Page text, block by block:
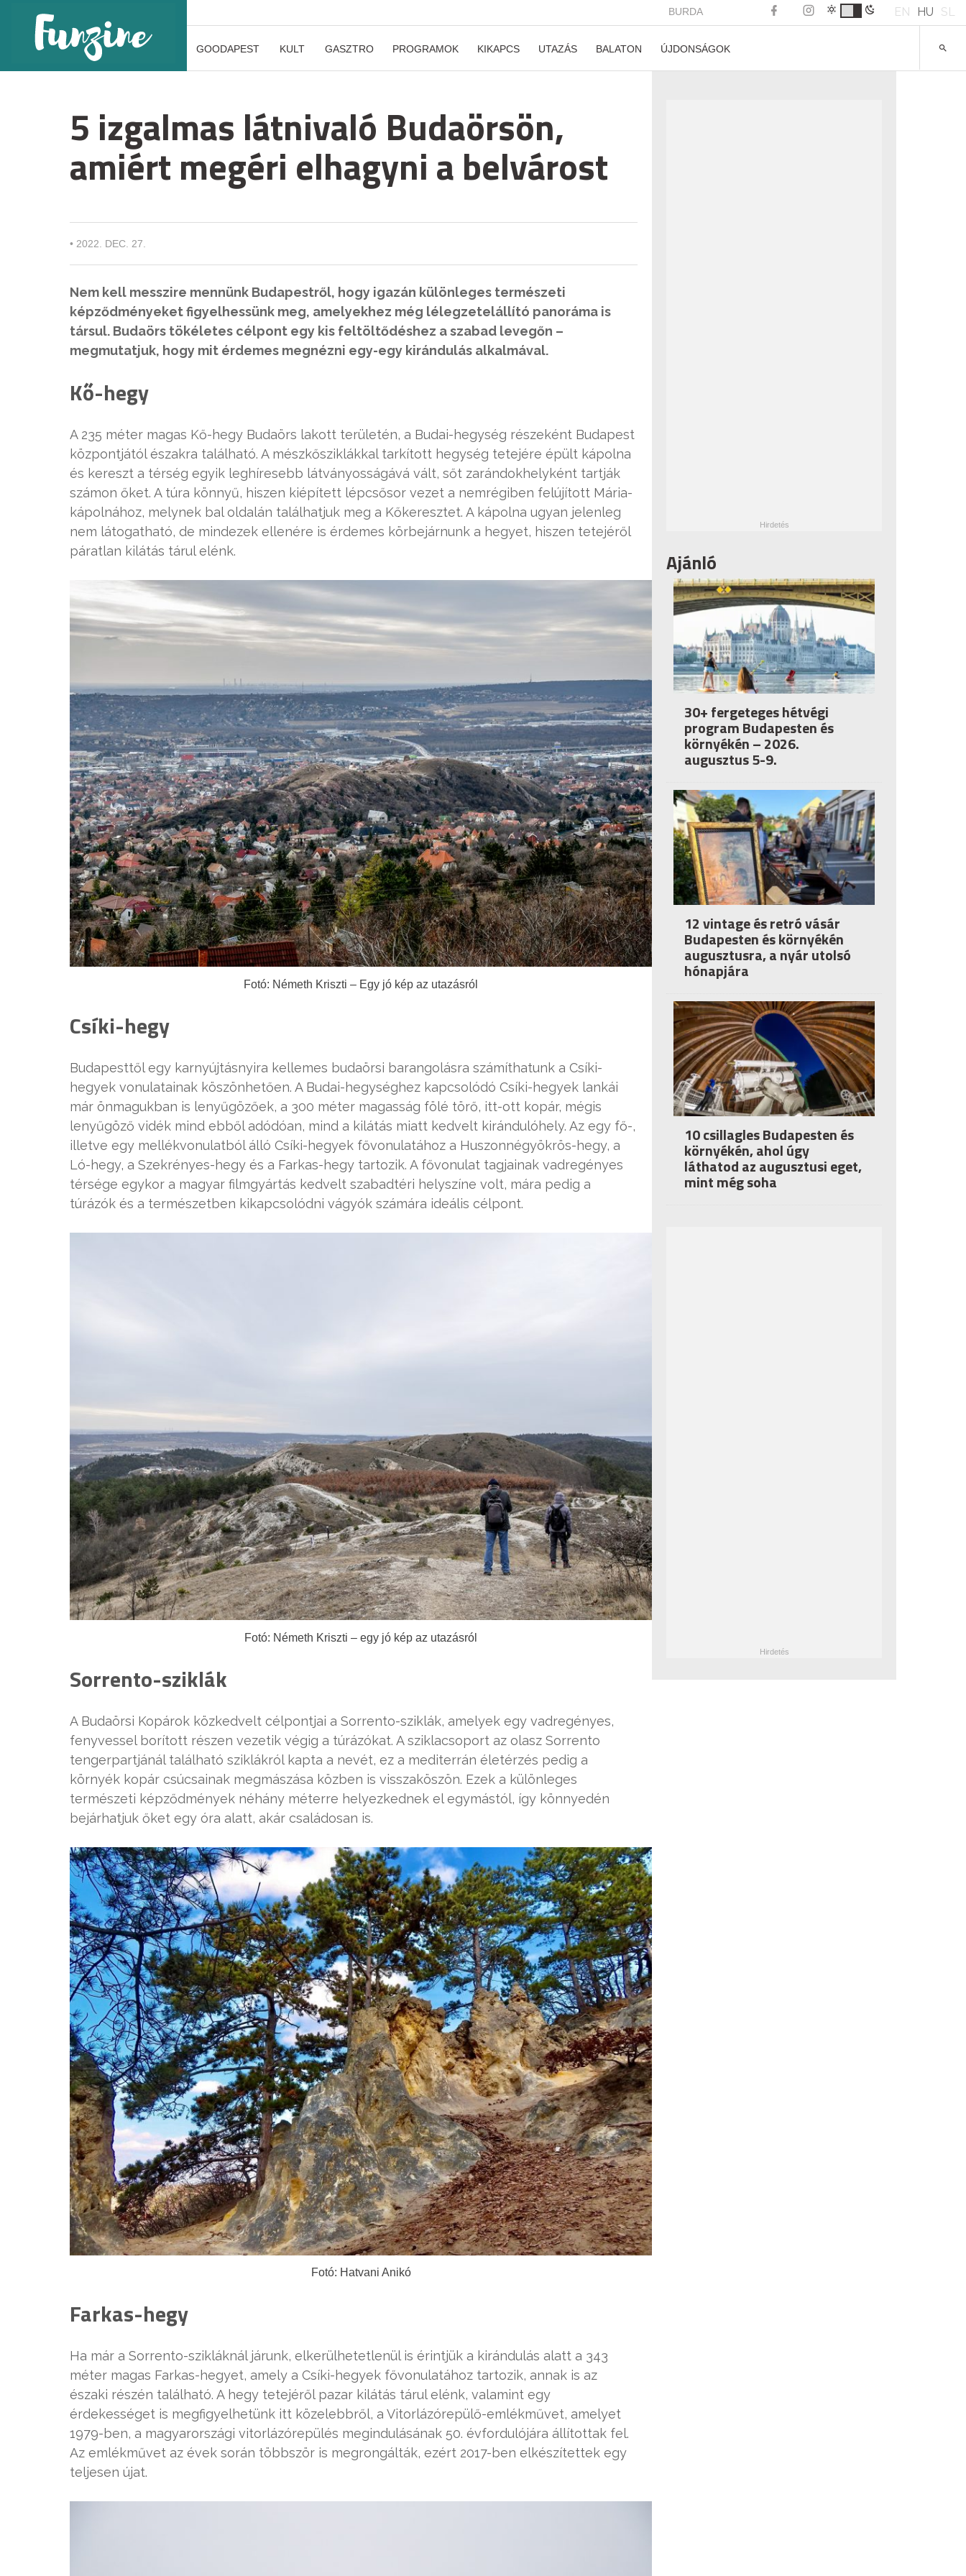
BURDA EN HU SL
GOODAPEST KULT GASZTRO PROGRAMOK KIKAPCS UTAZÁS BALATON ÚJDONSÁGOK
5 izgalmas látnivaló Budaörsön,
amiért megéri elhagyni a belvárost
• 2022. DEC. 27.
Nem kell messzire mennünk Budapestről, hogy igazán különleges természeti
képződményeket figyelhessünk meg, amelyekhez még lélegzetelállító panoráma is
társul. Budaörs tökéletes célpont egy kis feltöltődéshez a szabad levegőn –
megmutatjuk, hogy mit érdemes megnézni egy-egy kirándulás alkalmával.
Kő-hegy
A 235 méter magas Kő-hegy Budaörs lakott területén, a Budai-hegység részeként Budapest
központjától északra található. A mészkősziklákkal tarkított hegység tetejére épült kápolna
és kereszt a térség egyik leghíresebb látványosságává vált, sőt zarándokhelyként tartják
számon őket. A túra könnyű, hiszen kiépített lépcsősor vezet a nemrégiben felújított Mária-
kápolnához, melynek bal oldalán találhatjuk meg a Kőkeresztet. A kápolna ugyan jelenleg
nem látogatható, de mindezek ellenére is érdemes körbejárnunk a hegyet, hiszen tetejéről
páratlan kilátás tárul elénk.
Fotó: Németh Kriszti – Egy jó kép az utazásról
Csíki-hegy
Budapesttől egy karnyújtásnyira kellemes budaörsi barangolásra számíthatunk a Csíki-
hegyek vonulatainak köszönhetően. A Budai-hegységhez kapcsolódó Csíki-hegyek lankái
már önmagukban is lenyűgözőek, a 300 méter magasság fölé törő, itt-ott kopár, mégis
lenyűgöző vidék mind ebből adódóan, mind a kilátás miatt kedvelt kirándulóhely. Az egy fő-,
illetve egy mellékvonulatból álló Csíki-hegyek fővonulatához a Huszonnégyökrös-hegy, a
Ló-hegy, a Szekrényes-hegy és a Farkas-hegy tartozik. A fővonulat tagjainak vadregényes
térsége egykor a magyar filmgyártás kedvelt szabadtéri helyszíne volt, mára pedig a
túrázók és a természetben kikapcsolódni vágyók számára ideális célpont.
Fotó: Németh Kriszti – egy jó kép az utazásról
Sorrento-sziklák
A Budaörsi Kopárok közkedvelt célpontjai a Sorrento-sziklák, amelyek egy vadregényes,
fenyvessel borított részen vezetik végig a túrázókat. A sziklacsoport az olasz Sorrento
tengerpartjánál található sziklákról kapta a nevét, ez a mediterrán életérzés pedig a
környék kopár csúcsainak megmászása közben is visszaköszön. Ezek a különleges
természeti képződmények néhány méterre helyezkednek el egymástól, így könnyedén
bejárhatjuk őket egy óra alatt, akár családosan is.
Fotó: Hatvani Anikó
Farkas-hegy
Ha már a Sorrento-szikláknál járunk, elkerülhetetlenül is érintjük a kirándulás alatt a 343
méter magas Farkas-hegyet, amely a Csíki-hegyek fővonulatához tartozik, annak is az
északi részén található. A hegy tetejéről pazar kilátás tárul elénk, valamint egy
érdekességet is megfigyelhetünk itt közelebbről, a Vitorlázórepülő-emlékművet, amelyet
1979-ben, a magyarországi vitorlázórepülés megindulásának 50. évfordulójára állítottak fel.
Az emlékművet az évek során többször is megrongálták, ezért 2017-ben elkészítettek egy
teljesen újat.
Ajánló
30+ fergeteges hétvégi
program Budapesten és
környékén – 2026.
augusztus 5-9.
12 vintage és retró vásár
Budapesten és környékén
augusztusra, a nyár utolsó
hónapjára
10 csillagles Budapesten és
környékén, ahol úgy
láthatod az augusztusi eget,
mint még soha